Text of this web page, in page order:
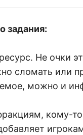
задания:
Не очки
сломать или
можно и
кому-